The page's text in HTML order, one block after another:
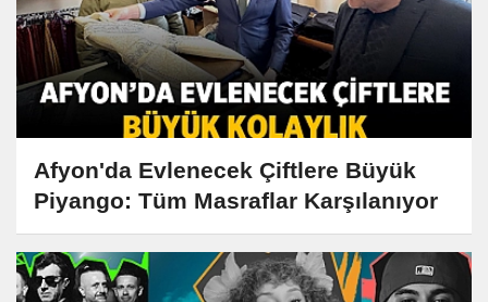
Afyon'da Evlenecek Çiftlere Büyük
Piyango: Tüm Masraflar Karşılanıyor